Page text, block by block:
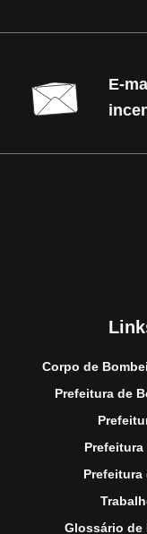
E-
Corpo de
Prefeitura de
Prefeitura
Prefeitura
Glossário de